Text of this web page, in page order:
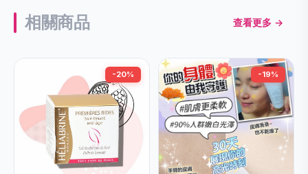
相關商品 查看更多 →
-20% -19%